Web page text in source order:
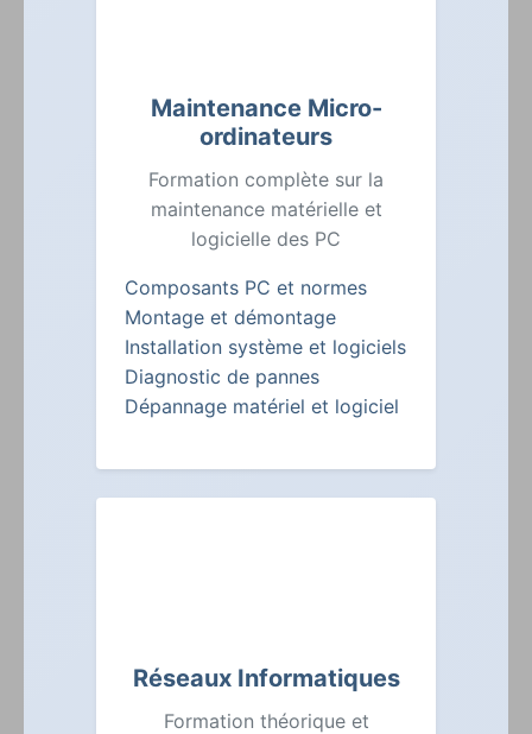
Maintenance Micro-
ordinateurs
Formation complète sur la
maintenance matérielle et
logicielle des PC
Composants PC et normes
Montage et démontage
Installation système et logiciels
Diagnostic de pannes
Dépannage matériel et logiciel
Réseaux Informatiques
Formation théorique et